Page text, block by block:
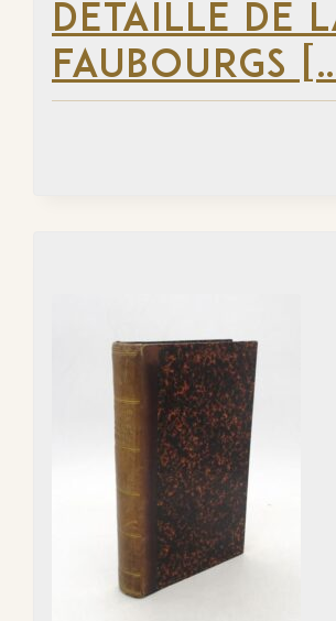
DÉTAILLÉ DE
FAUBOURGS